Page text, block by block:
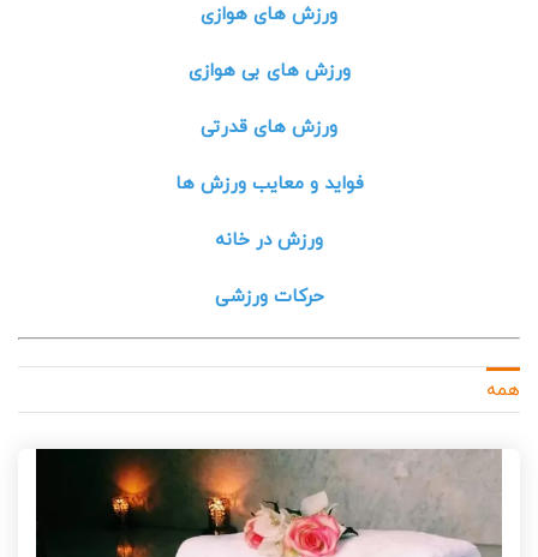
ورزش های هوازی
ورزش های بی هوازی
ورزش های قدرتی
فواید و معایب ورزش ها
ورزش در خانه
حرکات ورزشی
همه